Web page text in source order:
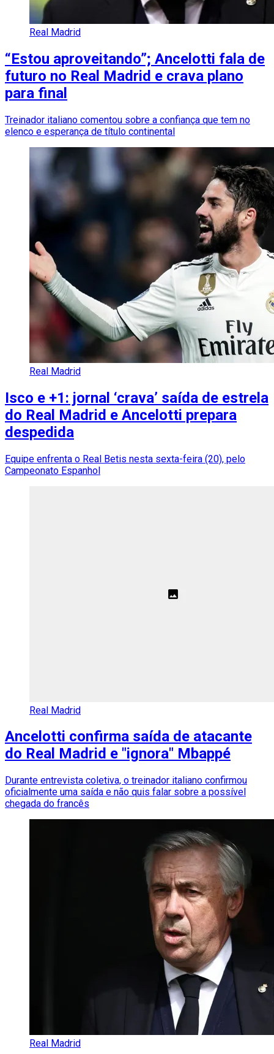
Real Madrid
“Estou aproveitando”; Ancelotti fala de
futuro no Real Madrid e crava plano
para final
Treinador italiano comentou sobre a confiança que tem no
elenco e esperança de título continental
Real Madrid
Isco e +1: jornal ‘crava’ saída de estrela
do Real Madrid e Ancelotti prepara
despedida
Equipe enfrenta o Real Betis nesta sexta-feira (20), pelo
Campeonato Espanhol
Real Madrid
Ancelotti confirma saída de atacante
do Real Madrid e "ignora" Mbappé
Durante entrevista coletiva, o treinador italiano confirmou
oficialmente uma saída e não quis falar sobre a possível
chegada do francês
Real Madrid